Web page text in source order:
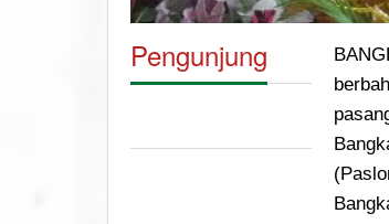
Pengunjung